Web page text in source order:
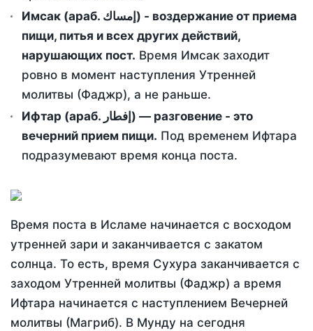
Имсак (араб. إمساك) - воздержание от приема
пищи, питья и всех других действий,
нарушающих пост. Время Имсак заходит
ровно в момент наступления Утренней
молитвы (Фаджр), а не раньше.
Ифтар (араб. إفطار) — разговение - это
вечерний прием пищи. Под временем Ифтара
подразумевают время конца поста.
Время поста в Исламе начинается с восходом
утренней зари и заканчивается с закатом
солнца. То есть, время Сухура заканчивается с
заходом Утренней молитвы (Фаджр) а время
Ифтара начинается с наступлением Вечерней
молитвы (Магриб). В Мунду на сегодня